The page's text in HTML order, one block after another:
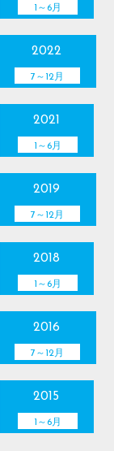
1～6月
2022
7～12月
2021
1～6月
2019
7～12月
2018
1～6月
2016
7～12月
2015
1～6月